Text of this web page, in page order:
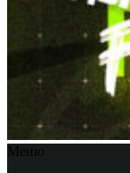
Меню